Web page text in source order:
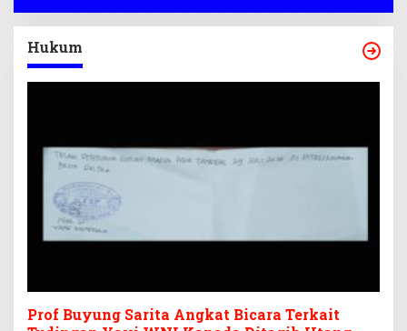
Hukum
Prof Buyung Sarita Angkat Bicara Terkait